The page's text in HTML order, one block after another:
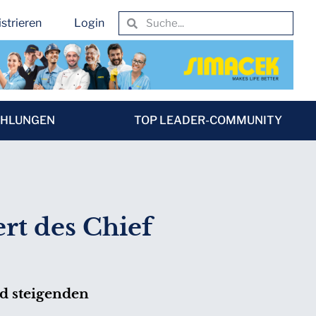
Login
TOP LEADER-COMMUNITY
des Chief
steigenden